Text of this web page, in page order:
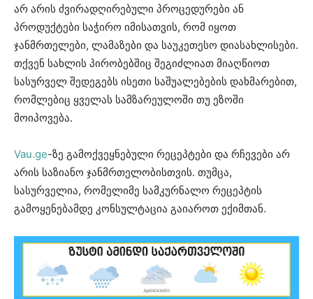
არ არის ძვირადღირებული პროცედურები ან
პროდუქტები საჭირო იმისათვის, რომ იყოთ
ჯანმრთელები, ლამაზები და საუკეთესო დიასახლისები.
თქვენ სახლის პირობებშიც შეგიძლიათ მიაღწიოთ
სასურველ შედეგებს ისეთი საშუალებების დახმარებით,
რომლებიც ყველას სამზარეულოში თუ ეზოში
მოიპოვება.
Vau.ge-ზე გამოქვეყნებული რეცეპტები და რჩევები არ
არის საზიანო ჯანმრთელობისთვის. თუმცა,
სასურველია, რომელიმე სამკურნალო რეცეპტის
გამოყენებამდე კონსულტაცია გაიაროთ ექიმთან.